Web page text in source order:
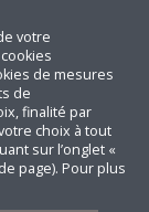
votre
de mesures
de
finalité par
choix à tout
sur l’onglet «
page). Pour plus